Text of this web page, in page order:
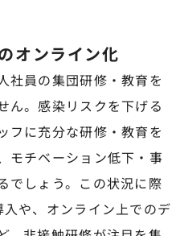
オンライン化
社員の集団研修・教育を
ん。感染リスクを下げる
フに充分な研修・教育を
モチベーション低下・事
でしょう。この状況に際
や、オンライン上でのデ